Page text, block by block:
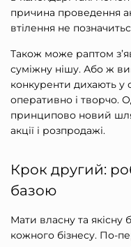
причина проведення
втілення не
Також може раптом
суміжну нішу. Або ж
конкуренти дихають у
оперативно і творчо.
принципово новий
акції і розпродажі.
Крок другий:
базою
Мати власну та якісну
кожного бізнесу. По-